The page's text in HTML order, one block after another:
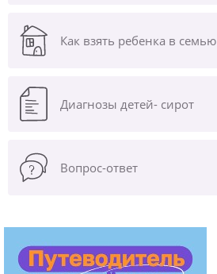
Как взять ребенка в семью
Диагнозы детей- сирот
Вопрос-ответ